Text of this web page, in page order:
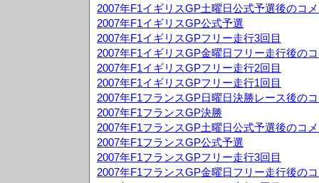
2007年F1イギリスGP土曜日公式予選後のコ
2007年F1イギリスGP公式予選
2007年F1イギリスGPフリー走行3回目
2007年F1イギリスGP金曜日フリー走行後の
2007年F1イギリスGPフリー走行2回目
2007年F1イギリスGPフリー走行1回目
2007年F1フランスGP日曜日決勝レース後の
2007年F1フランスGP決勝
2007年F1フランスGP土曜日公式予選後のコ
2007年F1フランスGP公式予選
2007年F1フランスGPフリー走行3回目
2007年F1フランスGP金曜日フリー走行後の